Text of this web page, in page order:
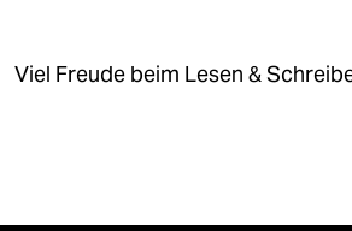
Viel Freude beim Lesen &